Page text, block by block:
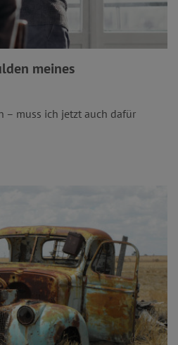
meines
– muss ich jetzt auch dafür